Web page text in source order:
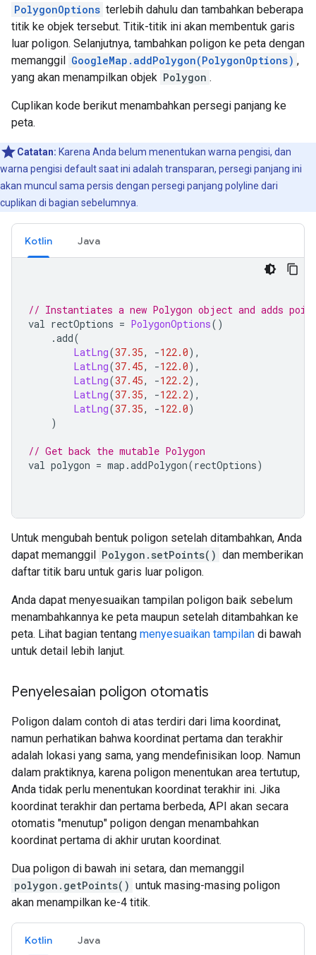
PolygonOptions terlebih dahulu dan tambahkan beberapa
titik ke objek tersebut. Titik-titik ini akan membentuk garis
luar poligon. Selanjutnya, tambahkan poligon ke peta dengan
memanggil GoogleMap.addPolygon(PolygonOptions) ,
yang akan menampilkan objek Polygon .
Cuplikan kode berikut menambahkan persegi panjang ke
peta.
Catatan: Karena Anda belum menentukan warna pengisi, dan
warna pengisi default saat ini adalah transparan, persegi panjang ini
akan muncul sama persis dengan persegi panjang polyline dari
cuplikan di bagian sebelumnya.
Kotlin Java
// Instantiates a new Polygon object and adds
val rectOptions = PolygonOptions()
.add(
LatLng(37.35, -122.0),
LatLng(37.45, -122.0),
LatLng(37.45, -122.2),
LatLng(37.35, -122.2),
LatLng(37.35, -122.0)
)
// Get back the mutable Polygon
val polygon = map .addPolygon(rectOptions)
Untuk mengubah bentuk poligon setelah ditambahkan, Anda
dapat memanggil Polygon.setPoints() dan memberikan
daftar titik baru untuk garis luar poligon.
Anda dapat menyesuaikan tampilan poligon baik sebelum
menambahkannya ke peta maupun setelah ditambahkan ke
peta. Lihat bagian tentang menyesuaikan tampilan di bawah
untuk detail lebih lanjut.
Penyelesaian poligon otomatis
Poligon dalam contoh di atas terdiri dari lima koordinat,
namun perhatikan bahwa koordinat pertama dan terakhir
adalah lokasi yang sama, yang mendefinisikan loop. Namun
dalam praktiknya, karena poligon menentukan area tertutup,
Anda tidak perlu menentukan koordinat terakhir ini. Jika
koordinat terakhir dan pertama berbeda, API akan secara
otomatis "menutup" poligon dengan menambahkan
koordinat pertama di akhir urutan koordinat.
Dua poligon di bawah ini setara, dan memanggil
polygon.getPoints() untuk masing-masing poligon
akan menampilkan ke-4 titik.
Kotlin Java